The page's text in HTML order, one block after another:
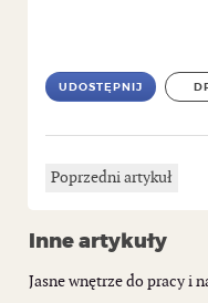
UDOSTĘPNIJ
Poprzedni artykuł
Inne artykuły
Jasne wnętrze do pracy i